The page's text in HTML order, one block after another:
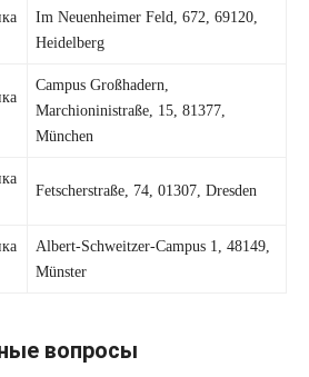
Im Neuenheimer Feld, 672, 69120,
Heidelberg
Campus Großhadern,
Marchioninistraße, 15, 81377,
München
Fetscherstraße, 74, 01307, Dresden
Albert-Schweitzer-Campus 1, 48149,
Münster
вопросы